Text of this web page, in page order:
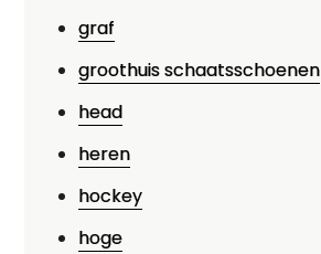
graf
groothuis schaatsschoenen
head
heren
hockey
hoge